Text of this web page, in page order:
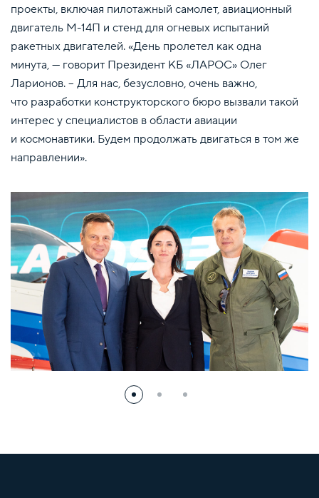
проекты, включая пилотажный самолет, авиационный
двигатель М-14П и стенд для огневых испытаний
ракетных двигателей. «День пролетел как одна
минута, — говорит Президент КБ «ЛАРОС» Олег
Ларионов. – Для нас, безусловно, очень важно,
что разработки конструкторского бюро вызвали такой
интерес у специалистов в области авиации
и космонавтики. Будем продолжать двигаться в том же
направлении».